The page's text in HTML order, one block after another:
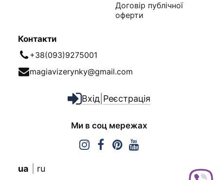
Договір публічної
оферти
Контакти
+38(093)9275001
magiavizerynky@gmail.com
Вхід Реєстрація
Ми в соц мережах
ua ru